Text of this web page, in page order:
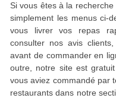
Si vous êtes à la
simplement les menus ci-
vous livrer vos repas
consulter nos avis
avant de commander en
outre, notre site est
vous aviez commandé par
restaurants dans notre